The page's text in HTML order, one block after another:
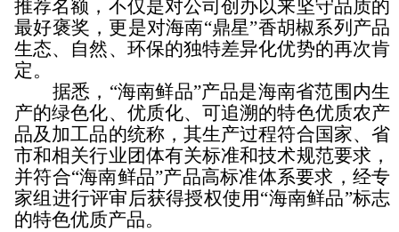
推荐名额，不仅是对公司创办以来坚守品质的
最好褒奖 ，更是对海南“鼎星”香胡椒系列产品
生态、自然、环保的独特差异化优势的再次肯
定。
据悉，“海南鲜品”产品是海南省范围内生
产的绿色化、优质化、可追溯的特色优质农产
品及加工品的统称，其生产过程符合国家、省
市和相关行业团体有关标准和技术规范要求，
并符合“海南鲜品”产品高标准体系要求，经专
家组进行评审后获得授权使用“海南鲜品”标志
的特色优质产品。